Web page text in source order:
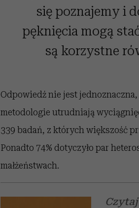
się poznajemy i
pęknięcia mogą
są korzystne
Odpowiedź nie jest
metodologie utrudniają
339 badań, z których większość
Ponadto 74% dotyczyło par
małżeństwach.